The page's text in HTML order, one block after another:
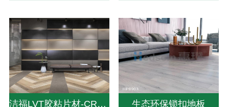
洁福LVT胶粘片材-CREATION 55-DRY BACK 生态环保锁扣地板